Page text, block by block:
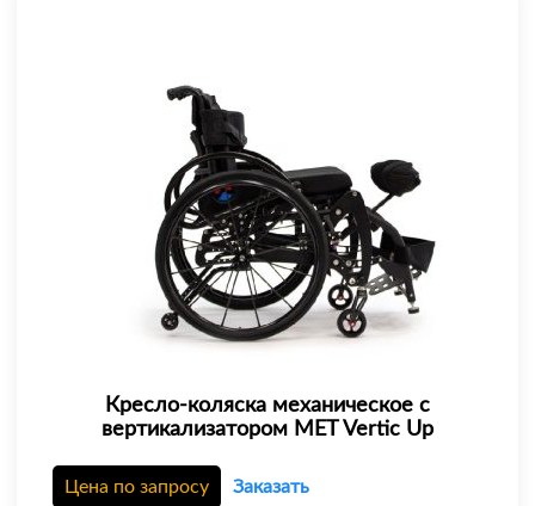
Кресло-коляска механическое с
вертикализатором MET Vertic Up
Цена по запросу Заказать